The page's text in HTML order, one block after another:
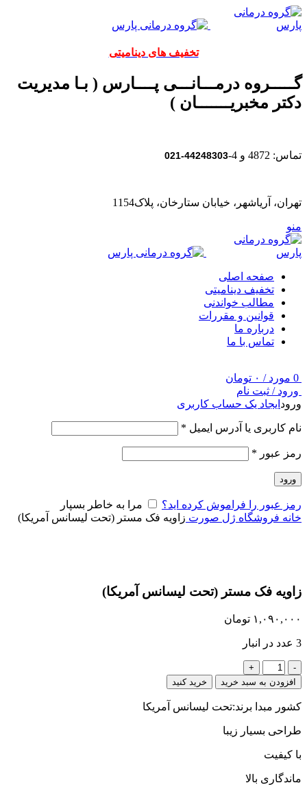
تخفیف های دینامیتی
گـــــروه درمـــانـــی پــــارس ( بـا مدیریت
دکتر مخبریـــــــان )
تماس: 4872 و 4- 44248303-021
تهران، آریاشهر، خیابان ستارخان، پلاک1154
منو
صفحه اصلی
تخفیف دینامیتی
مطالب خواندنی
قوانین و مقررات
درباره ما
تماس با ما
0 مورد / ۰ تومان
ورود / ثبت نام
ورود ایجاد یک حساب کاربری
نام کاربری یا آدرس ایمیل *
رمز عبور *
ورود
رمز عبور را فراموش کرده اید؟
مرا به خاطر بسپار
خانه فروشگاه ژل صورت زاویه فک مستر (تحت لیسانس آمریکا)
زاویه فک مستر (تحت لیسانس آمریکا)
۱,۰۹۰,۰۰۰ تومان
3 عدد در انبار
زاویه
فک
مستر
(تحت
آمریکا)
افزودن به سبد خرید خرید کنید
کشور مبدا برند:تحت لیسانس آمریکا
طراحی بسیار زیبا
با کیفیت
ماندگاری بالا